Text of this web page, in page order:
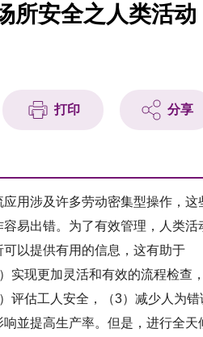
所安全之人类活动
打印 分享
应用涉及许多劳动密集型操作，这
容易出错。为了有效管理，人类活
可以提供有用的信息，这有助于
）实现更加灵活和有效的流程检查
）评估工人安全，（3）减少人为错
响並提高生产率。但是，进行全天